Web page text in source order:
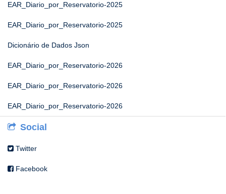
EAR_Diario_por_Reservatorio-2025
EAR_Diario_por_Reservatorio-2025
Dicionário de Dados Json
EAR_Diario_por_Reservatorio-2026
EAR_Diario_por_Reservatorio-2026
EAR_Diario_por_Reservatorio-2026
Social
Twitter
Facebook